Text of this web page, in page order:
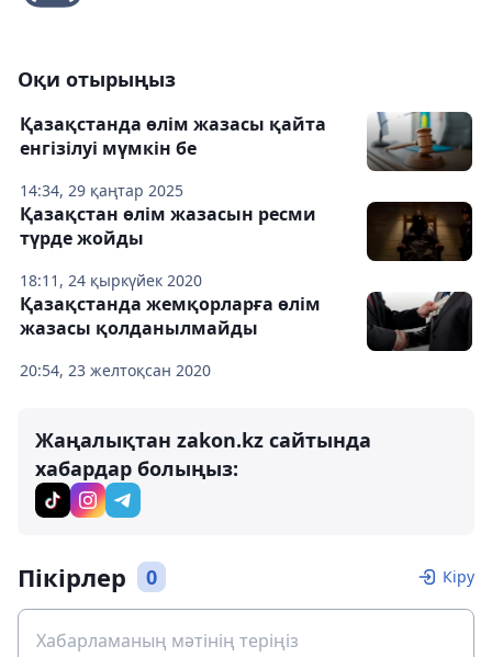
Оқи отырыңыз
14:34, 29 қаңтар 2025
Қазақстанда өлім жазасы қайта
енгізілуі мүмкін бе
18:11, 24 қыркүйек 2020
Қазақстан өлім жазасын ресми
түрде жойды
20:54, 23 желтоқсан 2020
Қазақстанда жемқорларға өлім
жазасы қолданылмайды
Жаңалықтан zakon.kz сайтында
хабардар болыңыз:
Пікірлер 0 Кіру